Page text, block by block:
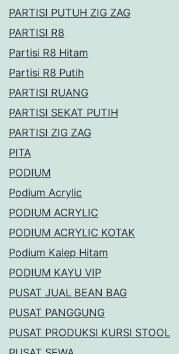
PARTISI PUTUH ZIG ZAG
PARTISI R8
Partisi R8 Hitam
Partisi R8 Putih
PARTISI RUANG
PARTISI SEKAT PUTIH
PARTISI ZIG ZAG
PITA
PODIUM
Podium Acrylic
PODIUM ACRYLIC
PODIUM ACRYLIC KOTAK
Podium Kalep Hitam
PODIUM KAYU VIP
PUSAT JUAL BEAN BAG
PUSAT PANGGUNG
PUSAT PRODUKSI KURSI STOOL